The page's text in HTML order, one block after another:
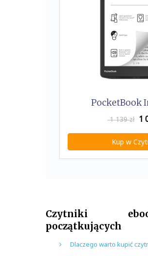
PocketBook
1 139 zł 1
Kup w
Czytniki
początkujących
Dlaczego warto kupić